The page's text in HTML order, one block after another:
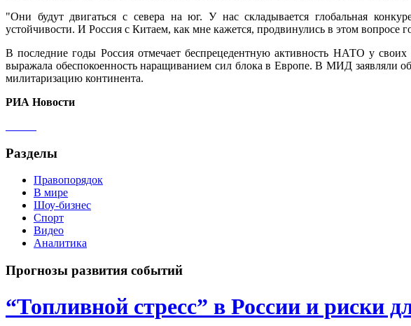
"Они будут двигаться с севера на юг. У нас складывается глобальная
устойчивости. И Россия с Китаем, как мне кажется, продвинулись в этом
В последние годы Россия отмечает беспрецедентную активность НАТО у
выражала обеспокоенность наращиванием сил блока в Европе. В МИД заявляли
милитаризацию континента.
РИА Новости
Разделы
Правопорядок
В мире
Шоу-бизнес
Спорт
Видео
Аналитика
Прогнозы развития событий
“Топливной стресс” в России и риски